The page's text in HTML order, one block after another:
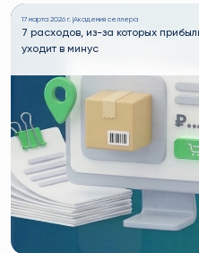
17 марта 2026 г. |Академия селлера
7 расходов, из-за которых
уходит в минус